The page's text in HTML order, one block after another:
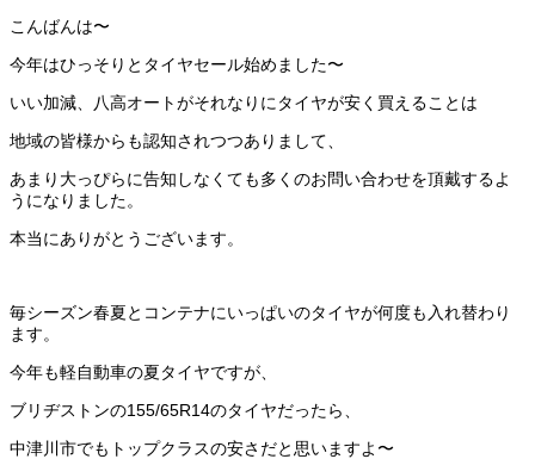
こんばんは〜
今年はひっそりとタイヤセール始めました〜
いい加減、八高オートがそれなりにタイヤが安く買えることは
地域の皆様からも認知されつつありまして、
あまり大っぴらに告知しなくても多くのお問い合わせを頂戴するよ
うになりました。
本当にありがとうございます。
毎シーズン春夏とコンテナにいっぱいのタイヤが何度も入れ替わり
ます。
今年も軽自動車の夏タイヤですが、
ブリヂストンの155/65R14のタイヤだったら、
中津川市でもトップクラスの安さだと思いますよ〜